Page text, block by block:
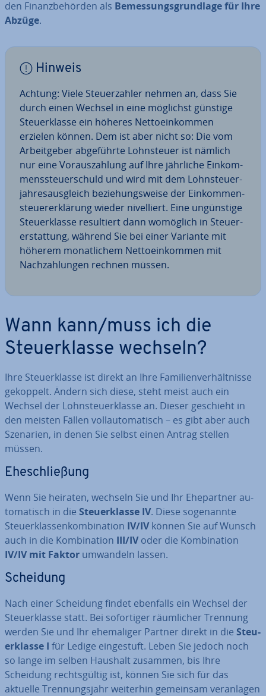
den Fi­nanz­be­hör­den als Be­mes­sungs­grund­la­ge für Ihre
Abzüge.
Hinweis
Achtung: Viele Steu­er­zah­ler nehmen an, dass Sie
durch einen Wechsel in eine möglichst günstige
Steu­er­klas­se ein höheres Net­to­ein­kom­men
erzielen können. Dem ist aber nicht so: Die vom
Ar­beit­ge­ber ab­ge­führ­te Lohn­steu­er ist nämlich
nur eine Vor­aus­zah­lung auf Ihre jährliche Ein­kom­
mens­steu­er­schuld und wird mit dem Lohn­steu­er­
jah­res­aus­gleich be­zie­hungs­wei­se der Ein­kom­men­
steu­er­erklä­rung wieder ni­vel­liert. Eine un­güns­ti­ge
Steu­er­klas­se re­sul­tiert dann womöglich in Steu­er­
erstat­tung, während Sie bei einer Variante mit
höherem mo­nat­li­chem Net­to­ein­kom­men mit
Nach­zah­lun­gen rechnen müssen.
Wann kann/muss ich die
Steu­er­klas­se wechseln?
Ihre Steu­er­klas­se ist direkt an Ihre Fa­mi­li­en­ver­hält­nis­se
gekoppelt. Ändern sich diese, steht meist auch ein
Wechsel der Lohn­steu­er­klas­se an. Dieser geschieht in
den meisten Fällen voll­au­to­ma­tisch – es gibt aber auch
Szenarien, in denen Sie selbst einen Antrag stellen
müssen.
Ehe­schlie­ßung
Wenn Sie heiraten, wechseln Sie und Ihr Ehe­part­ner au­
to­ma­tisch in die Steu­er­klas­se IV. Diese so­ge­nann­te
Steu­er­klas­sen­kom­bi­na­ti­on IV/IVkönnen Sie auf Wunsch
auch in die Kom­bi­na­ti­on III/IVoder die Kom­bi­na­ti­on
IV/IV mit Faktor umwandeln lassen.
Scheidung
Nach einer Scheidung findet ebenfalls ein Wechsel der
Steu­er­klas­se statt. Bei so­for­ti­ger räum­li­cher Trennung
werden Sie und Ihr ehe­ma­li­ger Partner direkt in die Steu­
er­klas­se I für Ledige ein­ge­stuft. Leben Sie jedoch noch
so lange im selben Haushalt zusammen, bis Ihre
Scheidung rechts­gül­tig ist, können Sie sich für das
aktuelle Tren­nungs­jahr weiterhin gemeinsam ver­an­la­gen